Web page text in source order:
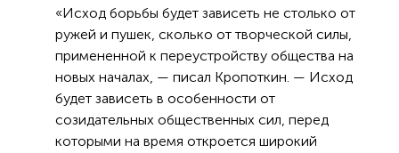
«Исход борьбы будет зависеть не столько от
ружей и пушек, сколько от творческой силы,
примененной к переустройству общества на
новых началах, — писал Кропоткин. — Исход
будет зависеть в особенности от
созидательных общественных сил, перед
которыми на время откроется широкий